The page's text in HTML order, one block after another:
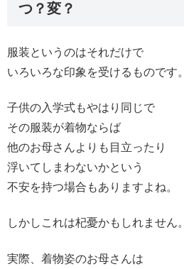
つ？変？
服装というのはそれだけで
いろいろな印象を受けるものです。
子供の入学式もやはり同じで
その服装が着物ならば
他のお母さんよりも目立ったり
浮いてしまわないかという
不安を持つ場合もありますよね。
しかしこれは杞憂かもしれません。
実際、着物姿のお母さんは